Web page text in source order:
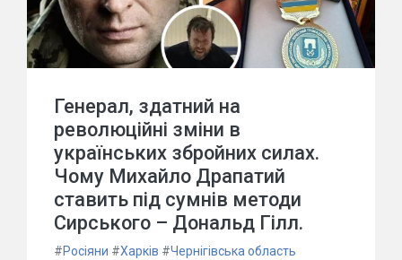
Генерал, здатний на
революційні зміни в
українських збройних силах.
Чому Михайло Драпатий
ставить під сумнів методи
Сирського – Дональд Гілл.
#Росіяни #Харків #Чернігівська область